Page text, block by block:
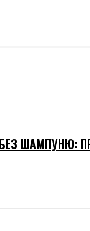
ШАМПУНЮ: